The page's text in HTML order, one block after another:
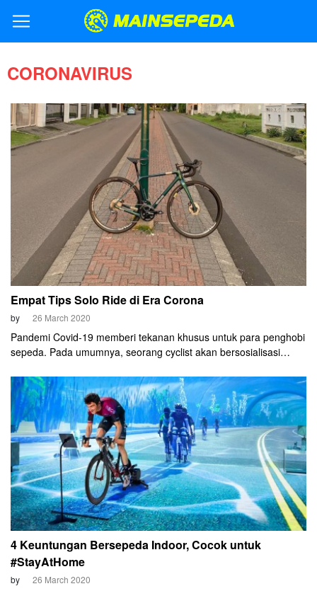
CORONAVIRUS
Empat Tips Solo Ride di Era Corona
by 26 March 2020
Pandemi Covid-19 memberi tekanan khusus untuk para penghobi
sepeda. Pada umumnya, seorang cyclist akan bersosialisasi
gowes bareng, dan biasanya berakhir dengan makan atau ngopi
bersama.
4 Keuntungan Bersepeda Indoor, Cocok untuk
#StayAtHome
by 26 March 2020